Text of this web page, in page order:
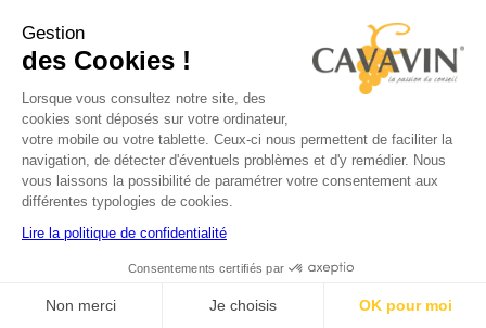
Filet de lotte et sa sauce au beurre blanc
Lire la suite
Côtelette d’agneau et légumes grillés
Gestion
des Cookies !
Lorsque vous consultez notre site, des
cookies sont déposés sur votre ordinateur,
votre mobile ou votre tablette. Ceux-ci nous permettent de faciliter la
navigation, de détecter d'éventuels problèmes et d'y remédier. Nous
vous laissons la possibilité de paramétrer votre consentement aux
différentes typologies de cookies.
Lire la politique de confidentialité
Consentements certifiés par
Non merci Je choisis OK pour moi